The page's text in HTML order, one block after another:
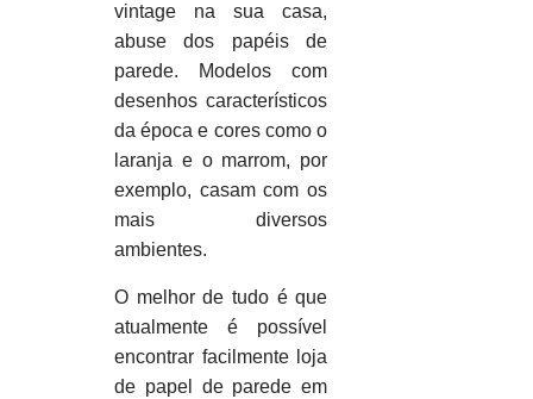
vintage na sua casa,
abuse dos papéis de
parede. Modelos com
desenhos característicos
da época e cores como o
laranja e o marrom, por
exemplo, casam com os
mais diversos
ambientes.
O melhor de tudo é que
atualmente é possível
encontrar facilmente loja
de papel de parede em